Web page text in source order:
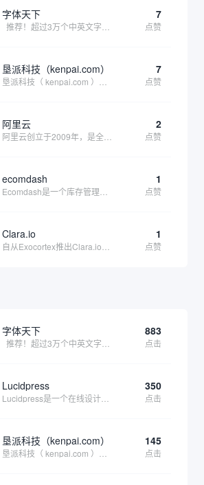
字体天下 7
点赞
垦派科技（kenpai.com） 7
点赞
阿里云 2
点赞
ecomdash 1
点赞
Clara.io 1
点赞
字体天下 883
点击
Lucidpress 350
点击
垦派科技（kenpai.com） 145
点击